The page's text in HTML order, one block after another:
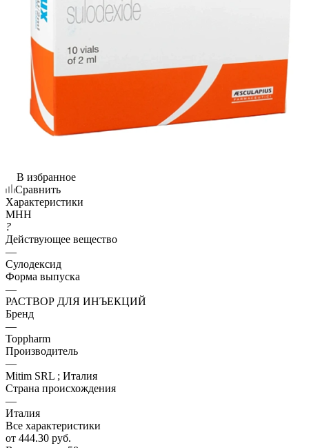
В избранное
Сравнить
Характеристики
МНН
?
Действующее вещество
—
Сулодексид
Форма выпуска
—
РАСТВОР ДЛЯ ИНЪЕКЦИЙ
Бренд
—
Toppharm
Производитель
—
Mitim SRL ; Италия
Страна происхождения
—
Италия
Все характеристики
от 444.30 руб.